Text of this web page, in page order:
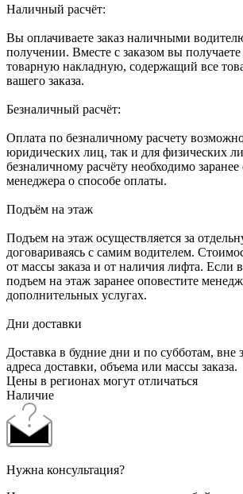
Наличный расчёт:
Вы оплачиваете заказ наличными
получении. Вместе с заказом вы
товарную накладную, содержащий все
вашего заказа.
Безналичный расчёт:
Оплата по безналичному расчету
юридических лиц, так и для физических
безналичному расчёту необходимо
менеджера о способе оплаты.
Подъём на этаж
Подъем на этаж осуществляется за
договариваясь с самим водителем.
от массы заказа и от наличия лифта. Если
подъем на этаж заранее оповестите
дополнительных услугах.
Дни доставки
Доставка в будние дни и по субботам, вне
адреса доставки, объема или массы заказа.
Цены в регионах могут отличаться
Наличие
Нужна консультация?